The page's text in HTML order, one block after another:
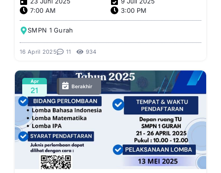
7:00 AM
3:00 PM
SMPN 1 Gurah
16 April 2025 11 934
Apr
21 Berakhir